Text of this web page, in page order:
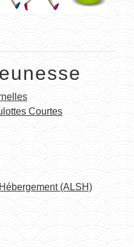
Courtes
(ALSH)